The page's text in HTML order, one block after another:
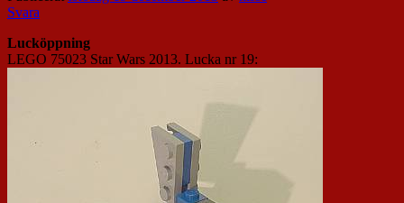
Svara
Lucköppning
LEGO 75023 Star Wars 2013. Lucka nr 19: